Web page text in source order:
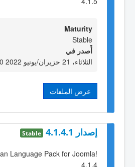
Maturity
Stable
أٌصدر في
الثلاثاء، 21 حزيران/يونيو 2022 16:00
عرض الملفات
إصدار 4.1.4.1 Stable
Language Pack for Joomla!
4.1.4